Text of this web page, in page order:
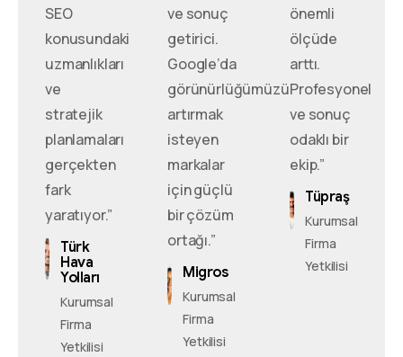
SEO
konusundaki
uzmanlıkları
ve
stratejik
planlamaları
gerçekten
fark
yaratıyor.”
Türk
Hava
Yolları
Kurumsal
Firma
Yetkilisi
ve sonuç
getirici.
Google’da
görünürlüğümüzü
artırmak
isteyen
markalar
için güçlü
bir çözüm
ortağı.”
Migros
Kurumsal
Firma
Yetkilisi
önemli
ölçüde
arttı.
Profesyonel
ve sonuç
odaklı bir
ekip.”
Tüpraş
Kurumsal
Firma
Yetkilisi